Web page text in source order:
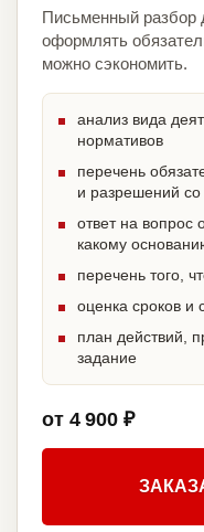
Письменный разбор
оформлять
можно сэкономить.
анализ вида
нормативов
перечень
и разрешений
ответ на вопрос
какому
перечень того,
оценка сроков и
план действий,
задание
от 4 900 ₽